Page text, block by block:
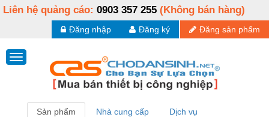
Liên hệ quảng cáo: 0903 357 255 (Không bán hàng)
Đăng sản phẩm
Đăng ký
Đăng nhập
Sản phẩm Nhà cung cấp Dịch vụ